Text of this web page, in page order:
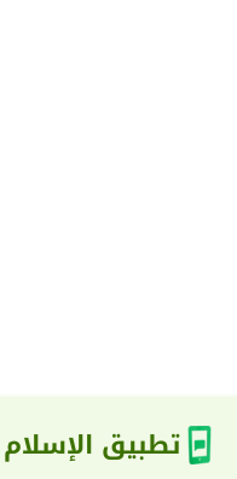
تطبيق